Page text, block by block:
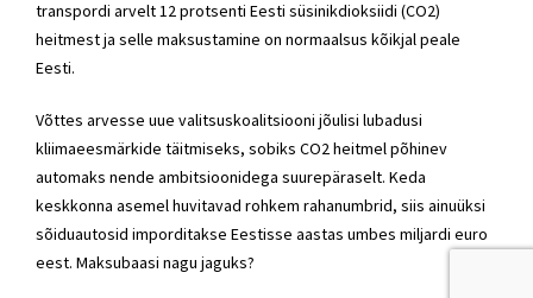
transpordi arvelt 12 protsenti Eesti süsinikdioksiidi (CO2)
heitmest ja selle maksustamine on normaalsus kõikjal peale
Eesti.
Võttes arvesse uue valitsuskoalitsiooni jõulisi lubadusi
kliimaeesmärkide täitmiseks, sobiks CO2 heitmel põhinev
automaks nende ambitsioonidega suurepäraselt. Keda
keskkonna asemel huvitavad rohkem rahanumbrid, siis ainuüksi
sõiduautosid imporditakse Eestisse aastas umbes miljardi euro
eest. Maksubaasi nagu jaguks?